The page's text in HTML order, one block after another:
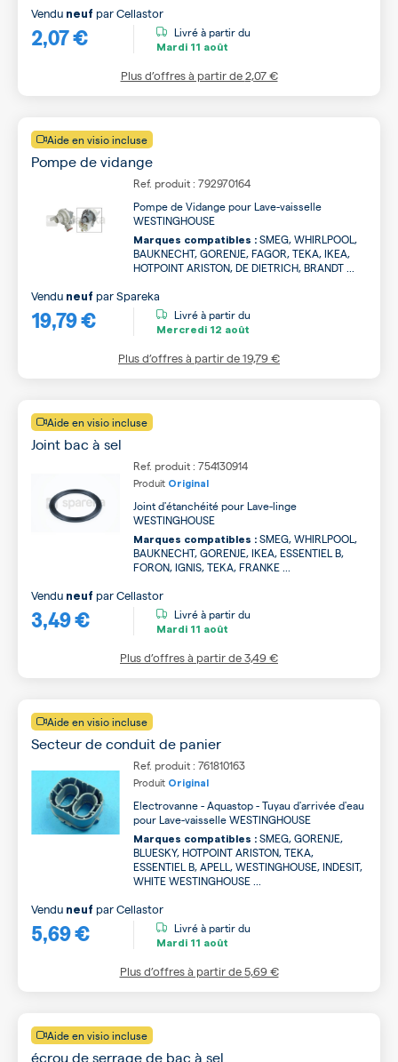
2,07 €
Vendu neuf parCellastor
Livré à partir du
Mardi 11 août
Plus d’offres à partir de2,07 €
Aide en visio incluse
Pompe de vidange
Ref. produit : 792970164
Pompe de Vidange pour Lave-vaisselle
WESTINGHOUSE
Marques compatibles : SMEG, WHIRLPOOL,
BAUKNECHT, GORENJE, FAGOR, TEKA, IKEA,
HOTPOINT ARISTON, DE DIETRICH, BRANDT ...
19,79 €
Vendu neuf parSpareka
Livré à partir du
Mercredi 12 août
Plus d’offres à partir de19,79 €
Aide en visio incluse
Joint bac à sel
Ref. produit : 754130914
Produit Original
Joint d'étanchéité pour Lave-linge
WESTINGHOUSE
Marques compatibles : SMEG, WHIRLPOOL,
BAUKNECHT, GORENJE, IKEA, ESSENTIEL B,
FORON, IGNIS, TEKA, FRANKE ...
3,49 €
Vendu neuf parCellastor
Livré à partir du
Mardi 11 août
Plus d’offres à partir de3,49 €
Aide en visio incluse
Secteur de conduit de panier
Ref. produit : 761810163
Produit Original
Electrovanne - Aquastop - Tuyau d'arrivée d'eau
pour Lave-vaisselle WESTINGHOUSE
Marques compatibles : SMEG, GORENJE,
BLUESKY, HOTPOINT ARISTON, TEKA,
ESSENTIEL B, APELL, WESTINGHOUSE, INDESIT,
WHITE WESTINGHOUSE ...
5,69 €
Vendu neuf parCellastor
Livré à partir du
Mardi 11 août
Plus d’offres à partir de5,69 €
Aide en visio incluse
écrou de serrage de bac à sel